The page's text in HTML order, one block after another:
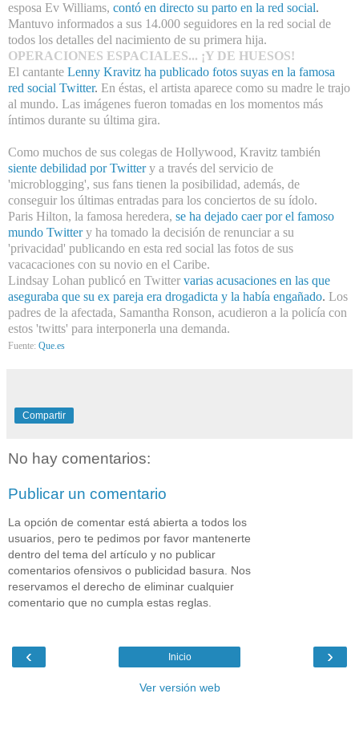
esposa Ev Williams, contó en directo su parto en la red social.
Mantuvo informados a sus 14.000 seguidores en la red social de
todos los detalles del nacimiento de su primera hija.
OPERACIONES ESPACIALES... ¡Y DE HUESOS!
El cantante Lenny Kravitz ha publicado fotos suyas en la famosa
red social Twitter. En éstas, el artista aparece como su madre le trajo
al mundo. Las imágenes fueron tomadas en los momentos más
íntimos durante su última gira.
Como muchos de sus colegas de Hollywood, Kravitz también
siente debilidad por Twittery a través del servicio de
'microblogging', sus fans tienen la posibilidad, además, de
conseguir los últimas entradas para los conciertos de su ídolo.
Paris Hilton, la famosa heredera, se ha dejado caer por el famoso
mundo Twittery ha tomado la decisión de renunciar a su
'privacidad' publicando en esta red social las fotos de sus
vacacaciones con su novio en el Caribe.
Lindsay Lohan publicó en Twitter varias acusaciones en las que
aseguraba que su ex pareja era drogadicta y la había engañado. Los
padres de la afectada, Samantha Ronson, acudieron a la policía con
estos 'twitts' para interponerla una demanda.
Fuente: Que.es
Compartir
No hay comentarios:
Publicar un comentario
La opción de comentar está abierta a todos los
usuarios, pero te pedimos por favor mantenerte
dentro del tema del artículo y no publicar
comentarios ofensivos o publicidad basura. Nos
reservamos el derecho de eliminar cualquier
comentario que no cumpla estas reglas.
‹ ›
Inicio
Ver versión web